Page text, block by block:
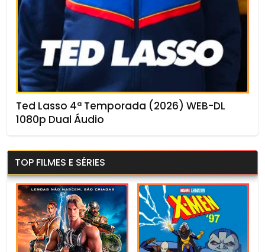
Ted Lasso 4ª Temporada (2026) WEB-DL
1080p Dual Áudio
TOP FILMES E SÉRIES